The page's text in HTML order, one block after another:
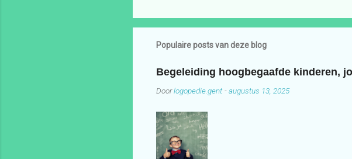
Populaire posts van deze blog
Begeleiding hoogbegaafde kinderen,
Doorlogopedie.gent -augustus 13, 2025